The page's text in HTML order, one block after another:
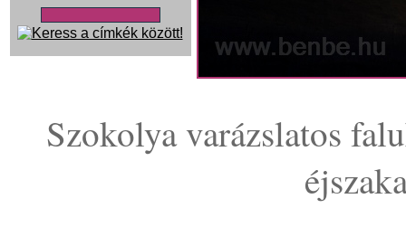
Szokolya varázslatos